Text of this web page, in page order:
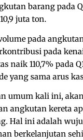
barang pada
juta ton.
pada
pada
naik 110,7% pada
yang sama arus
umum kali ini,
angkutan kereta
Hal ini adalah
berkelanjutan